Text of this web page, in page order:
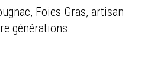
Foies Gras, artisan
générations.